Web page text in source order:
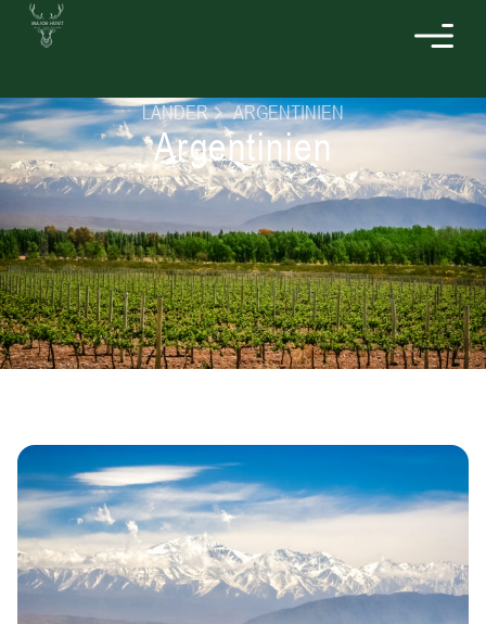
LÄNDER ARGENTINIEN
Argentinien